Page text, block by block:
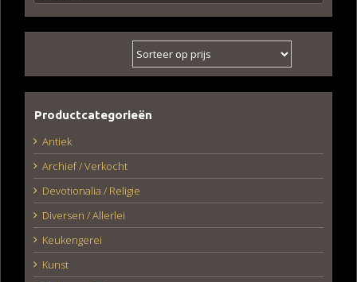
Productcategorieën
Antiek
Archief / Verkocht
Devotionalia / Religie
Diversen / Allerlei
Keukengerei
Kunst